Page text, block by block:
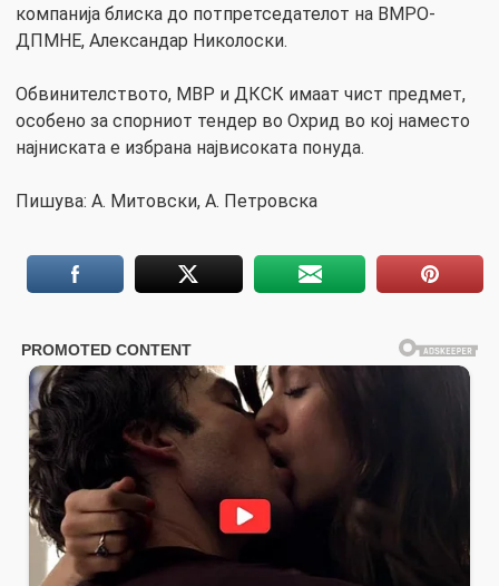
компанија блиска до потпретседателот на ВМРО-
ДПМНЕ, Александар Николоски.
Обвинителството, МВР и ДКСК имаат чист предмет,
особено за спорниот тендер во Охрид во кој наместо
најниската е избрана највисоката понуда.
Пишува: A. Митовски, А. Петровска